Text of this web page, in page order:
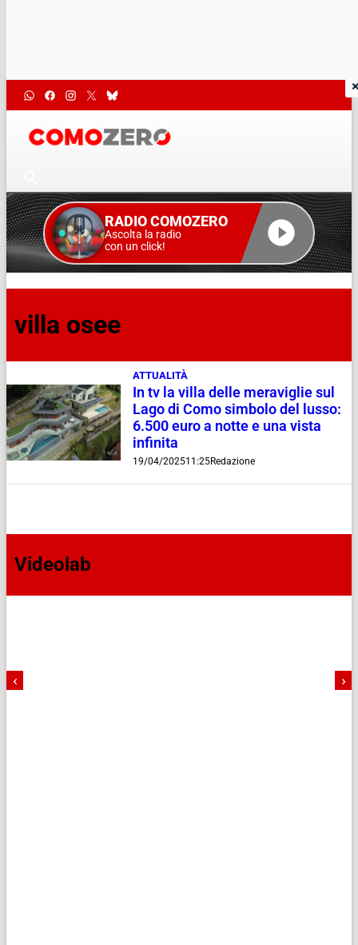
RADIO COMOZERO
Ascolta la radio
con un click!
villa osee
ATTUALITÀ
In tv la villa delle meraviglie sul
Lago di Como simbolo del lusso:
6.500 euro a notte e una vista
infinita
19/04/202511:25Redazione
Videolab
‹ ›